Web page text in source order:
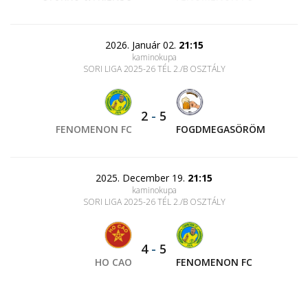
2026. Január 02. 21:15
kaminokupa
SORI LIGA 2025-26 TÉL 2./B OSZTÁLY
FENOMENON FC
2 - 5
FOGDMEGASÖRÖM
2025. December 19. 21:15
kaminokupa
SORI LIGA 2025-26 TÉL 2./B OSZTÁLY
HO CAO
4- 5
FENOMENON FC